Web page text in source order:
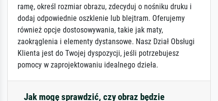
ramę, określ rozmiar obrazu, zdecyduj o nośniku druku i
dodaj odpowiednie oszklenie lub blejtram. Oferujemy
również opcje dostosowywania, takie jak maty,
zaokrąglenia i elementy dystansowe. Nasz Dział Obsługi
Klienta jest do Twojej dyspozycji, jeśli potrzebujesz
pomocy w zaprojektowaniu idealnego dzieła.
Jak mogę sprawdzić, czy obraz będzie